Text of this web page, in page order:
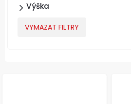
Výška
VYMAZAT FILTRY